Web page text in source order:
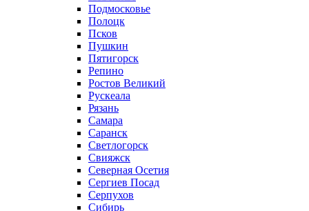
Подмосковье
Полоцк
Псков
Пушкин
Пятигорск
Репино
Ростов Великий
Рускеала
Рязань
Самара
Саранск
Светлогорск
Свияжск
Северная Осетия
Сергиев Посад
Серпухов
Сибирь